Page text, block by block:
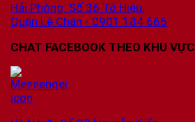
Hải Phòng: Số 36 Tô Hiệu,
Quận Lê Chân - 0901 184 666
CHAT FACEBOOK THEO KHU VỰC